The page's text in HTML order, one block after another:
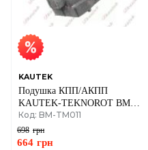
KAUTEK
Подушка КПП/АКПП
KAUTEK-TEKNOROT BMW
E60 2,5-3,0d
Код: BM-TM011
698 грн
664 грн